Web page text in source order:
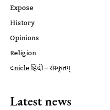
Expose
History
Opinions
Religion
ट्रूnicle हिंदी – संस्कृतम्
Latest news